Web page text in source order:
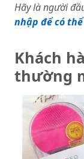
Hãy là người
nhập để có
Khách
thường